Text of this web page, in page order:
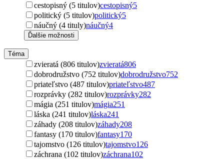
cestopisný (5 titulov)cestopisný5
politický (5 titulov)politický5
náučný (4 tituly)náučný4
Ďalšie možnosti
Téma
zvieratá (806 titulov)zvieratá806
dobrodružstvo (752 titulov)dobrodružstvo752
priateľstvo (487 titulov)priateľstvo487
rozprávky (282 titulov)rozprávky282
mágia (251 titulov)mágia251
láska (241 titulov)láska241
záhady (208 titulov)záhady208
fantasy (170 titulov)fantasy170
tajomstvo (126 titulov)tajomstvo126
záchrana (102 titulov)záchrana102